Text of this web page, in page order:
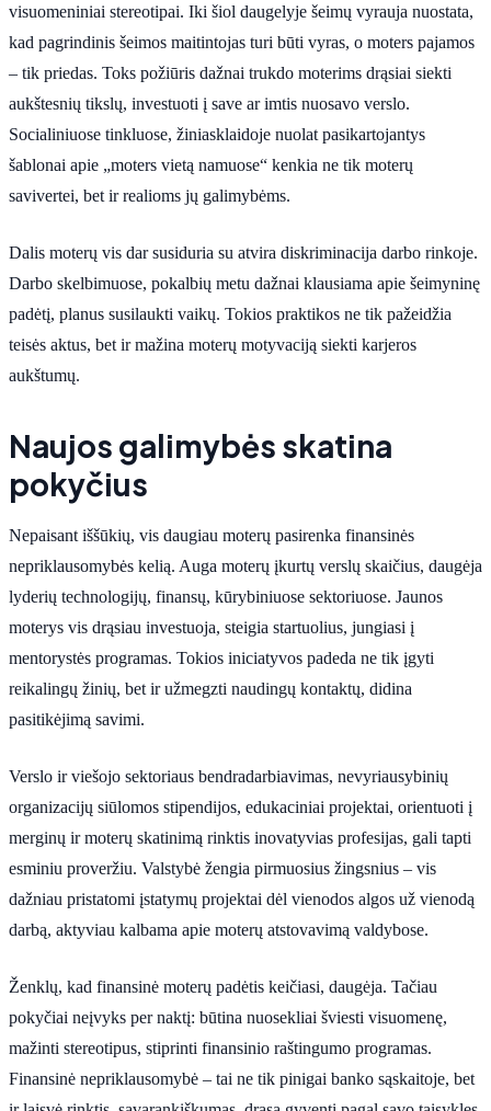
visuomeniniai stereotipai. Iki šiol daugelyje šeimų vyrauja nuostata,
kad pagrindinis šeimos maitintojas turi būti vyras, o moters pajamos
– tik priedas. Toks požiūris dažnai trukdo moterims drąsiai siekti
aukštesnių tikslų, investuoti į save ar imtis nuosavo verslo.
Socialiniuose tinkluose, žiniasklaidoje nuolat pasikartojantys
šablonai apie „moters vietą namuose“ kenkia ne tik moterų
savivertei, bet ir realioms jų galimybėms.
Dalis moterų vis dar susiduria su atvira diskriminacija darbo rinkoje.
Darbo skelbimuose, pokalbių metu dažnai klausiama apie šeimyninę
padėtį, planus susilaukti vaikų. Tokios praktikos ne tik pažeidžia
teisės aktus, bet ir mažina moterų motyvaciją siekti karjeros
aukštumų.
Naujos galimybės skatina
pokyčius
Nepaisant iššūkių, vis daugiau moterų pasirenka finansinės
nepriklausomybės kelią. Auga moterų įkurtų verslų skaičius, daugėja
lyderių technologijų, finansų, kūrybiniuose sektoriuose. Jaunos
moterys vis drąsiau investuoja, steigia startuolius, jungiasi į
mentorystės programas. Tokios iniciatyvos padeda ne tik įgyti
reikalingų žinių, bet ir užmegzti naudingų kontaktų, didina
pasitikėjimą savimi.
Verslo ir viešojo sektoriaus bendradarbiavimas, nevyriausybinių
organizacijų siūlomos stipendijos, edukaciniai projektai, orientuoti į
merginų ir moterų skatinimą rinktis inovatyvias profesijas, gali tapti
esminiu proveržiu. Valstybė žengia pirmuosius žingsnius – vis
dažniau pristatomi įstatymų projektai dėl vienodos algos už vienodą
darbą, aktyviau kalbama apie moterų atstovavimą valdybose.
Ženklų, kad finansinė moterų padėtis keičiasi, daugėja. Tačiau
pokyčiai neįvyks per naktį: būtina nuosekliai šviesti visuomenę,
mažinti stereotipus, stiprinti finansinio raštingumo programas.
Finansinė nepriklausomybė – tai ne tik pinigai banko sąskaitoje, bet